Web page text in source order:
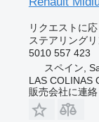
リクエストに
ステアリング
5010 557 423
スペイン,
LAS COLINAS
販売会社に連絡